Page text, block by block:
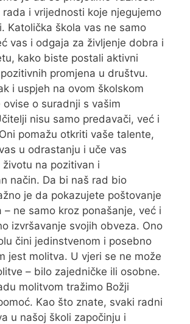
rada i vrijednosti koje njegujemo
Katolička škola vas ne samo
vas i odgaja za življenje dobra i
kako biste postali aktivni
promjena u društvu.
i uspjeh na ovom školskom
ovise o suradnji s vašim
nisu samo predavači, već i
pomažu otkriti vaše talente,
u odrastanju i uče vas
na pozitivan i
način. Da bi naš rad bio
je da pokazujete poštovanje
– ne samo kroz ponašanje, već i
izvršavanje svojih obveza. Ono
čini jedinstvenom i posebno
jest molitva. U vjeri se ne može
– bilo zajedničke ili osobne.
molitvom tražimo Božji
Kao što znate, svaki radni
u našoj školi započinju i